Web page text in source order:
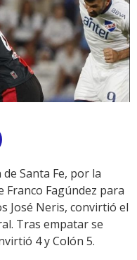
LinkSanta Fe, por la
Franco Fagúndez para
José Neris, convirtió el
Tras empatar se
4 y Colón 5.